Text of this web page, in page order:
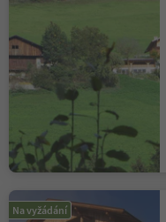
Na vyžádání